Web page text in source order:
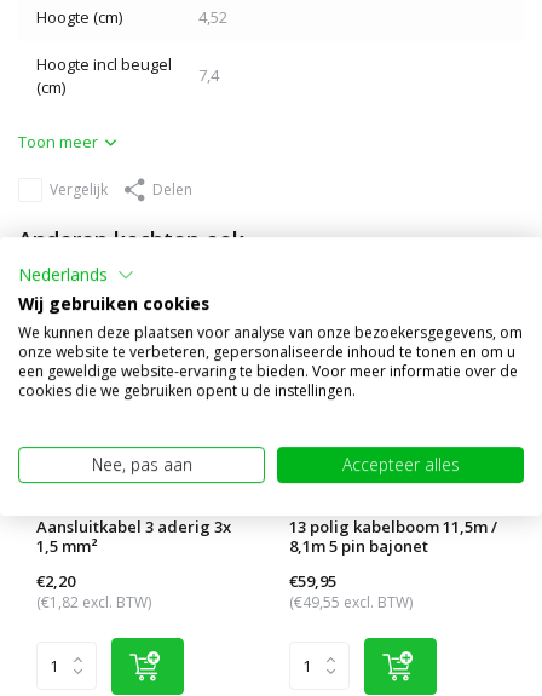
Hoogte (cm) 4,52
Hoogte incl beugel
(cm)
7,4
Toon meer
Vergelijk Delen
Anderen kochten ook
Aansluitkabel 3 aderig 3x
1,5 mm²
€2,20
(€1,82 excl. BTW)
13 polig kabelboom 11,5m /
8,1m 5 pin bajonet
€59,95
(€49,55 excl. BTW)
Nederlands
Wij gebruiken cookies
We kunnen deze plaatsen voor analyse van onze bezoekersgegevens, om
onze website te verbeteren, gepersonaliseerde inhoud te tonen en om u
een geweldige website-ervaring te bieden. Voor meer informatie over de
cookies die we gebruiken opent u de instellingen.
Nee, pas aan Accepteer alles